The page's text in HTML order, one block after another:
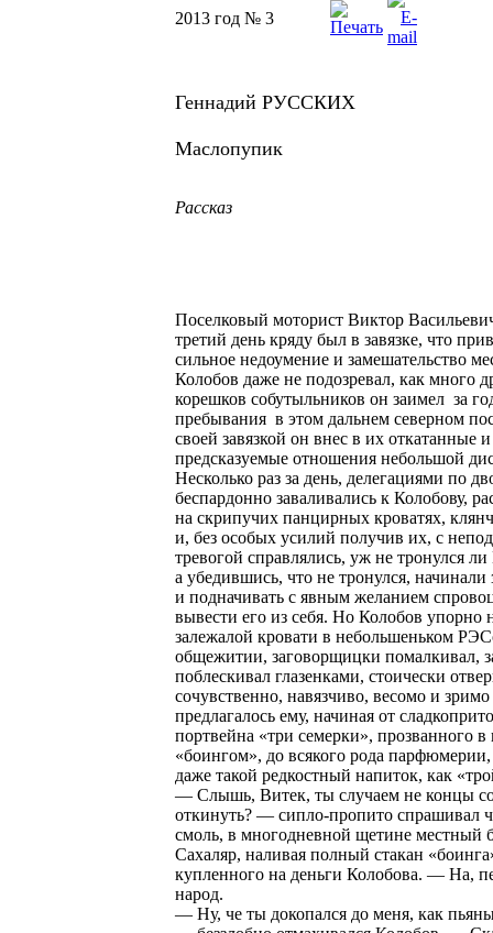
2013 год № 3
Геннадий РУССКИХ
Маслопупик
Рассказ
Поселковый моторист Виктор
третий день кряду был в завязке, что
сильное недоумение и замешательство
Колобов даже не подозревал, как много
корешков собутыльников он заимел за
пребывания в этом дальнем северном
своей завязкой он внес в их откатанные и
предсказуемые отношения небольшой
Несколько раз за день, делегациями по
беспардонно заваливались к Колобову,
на скрипучих панцирных кроватях,
и, без особых усилий получив их, с
тревогой справлялись, уж не тронулся
а убедившись, что не тронулся, начинали
и подначивать с явным желанием
вывести его из себя. Но Колобов упорно
залежалой кровати в небольшеньком
общежитии, заговорщицки помалкивал,
поблескивал глазенками, стоически
сочувственно, навязчиво, весомо и зримо
предлагалось ему, начиная от
портвейна «три семерки», прозванного в
«боингом», до всякого рода
даже такой редкостный напиток, как
— Слышь, Витек, ты случаем не концы
откинуть? — сипло-пропито спрашивал
смоль, в многодневной щетине местный
Сахаляр, наливая полный стакан
купленного на деньги Колобова. — На,
народ.
— Ну, че ты докопался до меня, как